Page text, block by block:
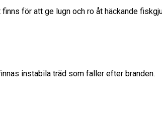
för att ge lugn och ro åt häckande
instabila träd som faller efter branden.